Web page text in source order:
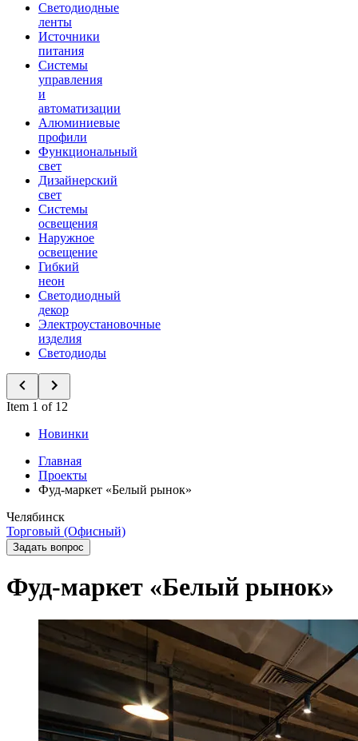
Светодиодные
ленты
Источники
питания
Системы
управления
и
автоматизации
Алюминиевые
профили
Функциональный
свет
Дизайнерский
свет
Системы
освещения
Наружное
освещение
Гибкий
неон
Светодиодный
декор
Электроустановочные
изделия
Светодиоды
Item 1 of 12
Новинки
Главная
Проекты
Фуд-маркет «Белый рынок»
Челябинск
Торговый (Офисный)
Задать вопрос
Фуд-маркет «Белый рынок»